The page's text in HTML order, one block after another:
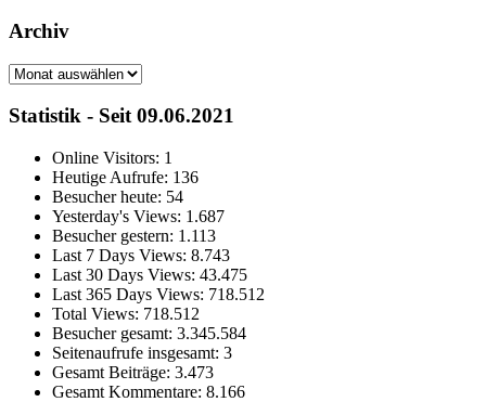
Archiv
Archiv
Statistik - Seit 09.06.2021
Online Visitors: 1
Heutige Aufrufe: 136
Besucher heute: 54
Yesterday's Views: 1.687
Besucher gestern: 1.113
Last 7 Days Views: 8.743
Last 30 Days Views: 43.475
Last 365 Days Views: 718.512
Total Views: 718.512
Besucher gesamt: 3.345.584
Seitenaufrufe insgesamt: 3
Gesamt Beiträge: 3.473
Gesamt Kommentare: 8.166